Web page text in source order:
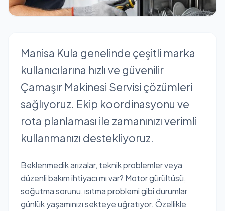
Manisa Kula genelinde çeşitli marka
kullanıcılarına hızlı ve güvenilir
Çamaşır Makinesi Servisi çözümleri
sağlıyoruz. Ekip koordinasyonu ve
rota planlaması ile zamanınızı verimli
kullanmanızı destekliyoruz.
Beklenmedik arızalar, teknik problemler veya
düzenli bakım ihtiyacı mı var? Motor gürültüsü,
soğutma sorunu, ısıtma problemi gibi durumlar
günlük yaşamınızı sekteye uğratıyor. Özellikle